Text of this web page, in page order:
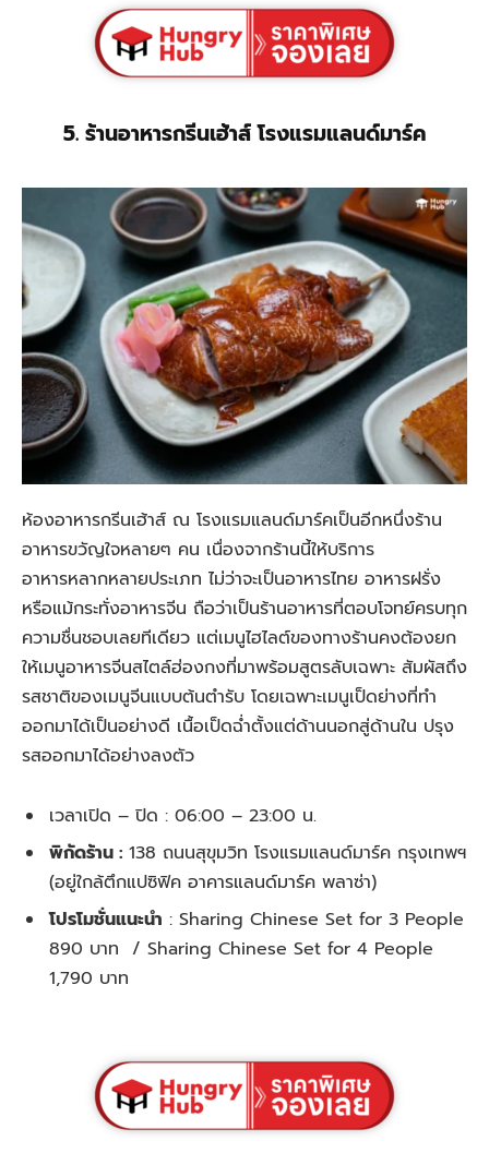
5. ร้านอาหารกรีนเฮ้าส์ โรงแรมแลนด์มาร์ค
ห้องอาหารกรีนเฮ้าส์ ณ โรงแรมแลนด์มาร์คเป็นอีกหนึ่งร้าน
อาหารขวัญใจหลายๆ คน เนื่องจากร้านนี้ให้บริการ
อาหารหลากหลายประเภท ไม่ว่าจะเป็นอาหารไทย อาหารฝรั่ง
หรือแม้กระทั่งอาหารจีน ถือว่าเป็นร้านอาหารที่ตอบโจทย์ครบทุก
ความชื่นชอบเลยทีเดียว แต่เมนูไฮไลต์ของทางร้านคงต้องยก
ให้เมนูอาหารจีนสไตล์ฮ่องกงที่มาพร้อมสูตรลับเฉพาะ สัมผัสถึง
รสชาติของเมนูจีนแบบต้นตำรับ โดยเฉพาะเมนูเป็ดย่างที่ทำ
ออกมาได้เป็นอย่างดี เนื้อเป็ดฉ่ำตั้งแต่ด้านนอกสู่ด้านใน ปรุง
รสออกมาได้อย่างลงตัว
เวลาเปิด – ปิด : 06:00 – 23:00 น.
พิกัดร้าน : 138 ถนนสุขุมวิท โรงแรมแลนด์มาร์ค กรุงเทพฯ
(อยู่ใกล้ตึกแปซิฟิค อาคารแลนด์มาร์ค พลาซ่า)
โปรโมชั่นแนะนำ : Sharing Chinese Set for 3 People
890 บาท / Sharing Chinese Set for 4 People
1,790 บาท